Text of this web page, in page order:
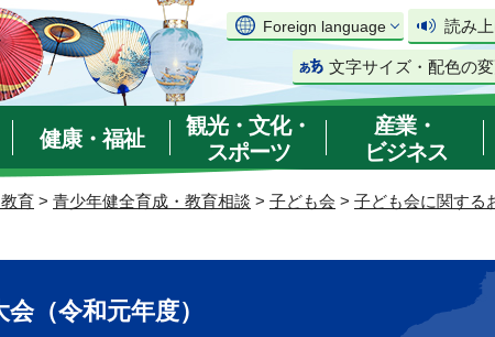
Foreign language 読み
文字サイズ・配色の
健康・福祉
観光・文化・
スポーツ
産業・
ビジネス
育 > 青少年健全育成・教育相談 > 子ども会 > 子ども会に関する
（令和元年度）